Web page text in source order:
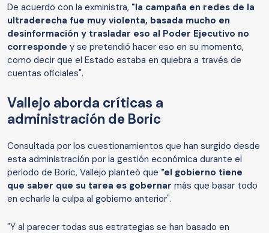
De acuerdo con la exministra, "la campaña en redes de la
ultraderecha fue muy violenta, basada mucho en
desinformación y trasladar eso al Poder Ejecutivo no
corresponde y se pretendió hacer eso en su momento,
como decir que el Estado estaba en quiebra a través de
cuentas oficiales".
Vallejo aborda críticas a
administración de Boric
Consultada por los cuestionamientos que han surgido desde
esta administración por la gestión económica durante el
periodo de Boric, Vallejo planteó que "el gobierno tiene
que saber que su tarea es gobernar más que basar todo
en echarle la culpa al gobierno anterior".
"Y al parecer todas sus estrategias se han basado en